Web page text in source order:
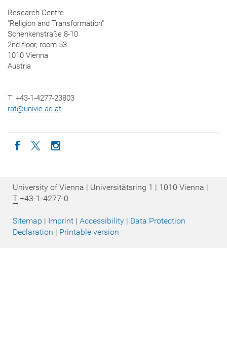
Research Centre
"Religion and Transformation"
Schenkenstraße 8-10
2nd floor, room 53
1010 Vienna
Austria
T: +43-1-4277-23803
rat@univie.ac.at
Icon facebook
Icon twitter
Icon instagram
University of Vienna | Universitätsring 1 | 1010 Vienna |
T +43-1-4277-0
Sitemap | Imprint | Accessibility | Data Protection
Declaration | Printable version